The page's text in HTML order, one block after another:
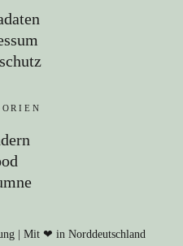
| Mit ❤ in Norddeutschland